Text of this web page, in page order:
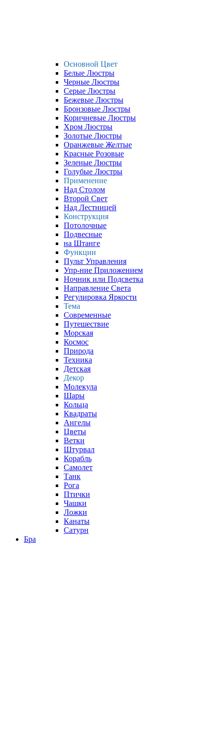
Основной Цвет
Белые Люстры
Черные Люстры
Серые Люстры
Бежевые Люстры
Бронзовые Люстры
Коричневые Люстры
Хром Люстры
Золотые Люстры
Оранжевые Желтые
Красные Розовые
Зеленые Люстры
Голубые Люстры
Применение
Над Столом
Второй Свет
Над Лестницей
Конструкция
Потолочные
Подвесные
на Штанге
Функции
Пульт Управления
Упр-ние Приложением
Ночник или Подсветка
Направление Света
Регулировка Яркости
Тема
Современные
Путешествие
Морская
Космос
Природа
Техника
Детская
Декор
Молекула
Шары
Кольца
Квадраты
Ангелы
Цветы
Ветки
Штурвал
Корабль
Самолет
Танк
Рога
Птички
Чашки
Ложки
Канаты
Сатурн
Бра